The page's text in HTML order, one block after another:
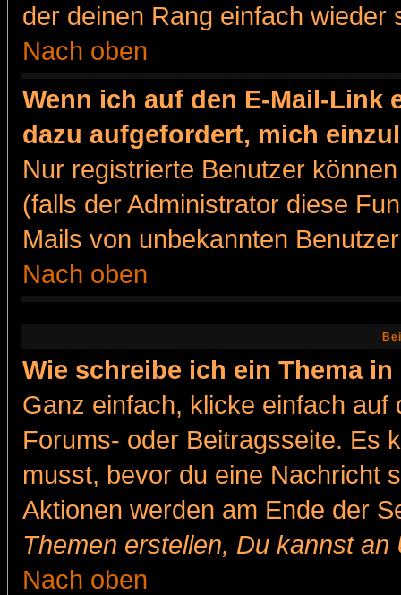
der deinen Rang einfach wieder
Nach oben
Wenn ich auf den E-Mail-Link
dazu aufgefordert, mich
Nur registrierte Benutzer
(falls der Administrator diese
Mails von unbekannten
Nach oben
Wie schreibe ich ein Thema
Ganz einfach, klicke einfach
Forums- oder Beitragsseite. Es
musst, bevor du eine Nachricht
Aktionen werden am Ende der
Themen erstellen, Du kannst
Nach oben